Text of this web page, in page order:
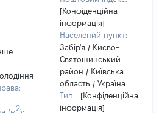
2
[Конфіденційна
інформація]
Населений пункт:
Забір'я / Києво-
Святошинський
район / Київська
область / Україна
Тип:
[Конфіденційна
інформація]